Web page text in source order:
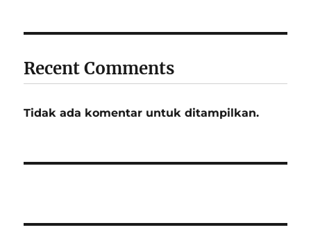
Recent Comments
Tidak ada komentar untuk ditampilkan.